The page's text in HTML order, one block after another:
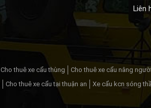
Liên
Cho thuê xe cẩu thùng Cho thuê xe cẩu nâng
Cho thuê xe cẩu tại thuận an Xe cẩu kcn sóng